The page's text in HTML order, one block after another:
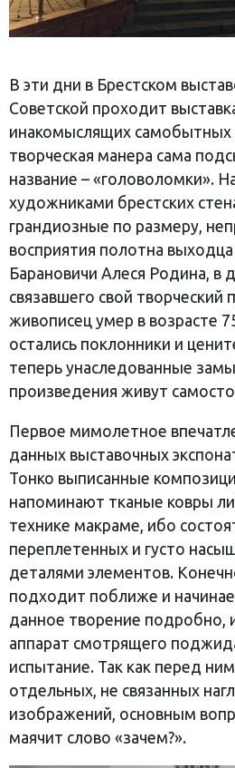
В эти дни в Брестском
Советской проходит
инакомыслящих самобытных
творческая манера сама
название – «головоломки».
художниками брестских
грандиозные по размеру,
восприятия полотна
Барановичи Алеся Родина, в
связавшего свой творческий
живописец умер в возрасте
остались поклонники и
теперь унаследованные
произведения живут
Первое мимолетное
данных выставочных
Тонко выписанные
напоминают тканые ковры
технике макраме, ибо
переплетенных и густо
деталями элементов.
подходит поближе и
данное творение подробно,
аппарат смотрящего
испытание. Так как перед
отдельных, не связанных
изображений, основным
маячит слово «зачем?».